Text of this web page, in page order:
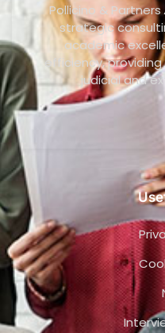
Pollicino & Partners
strategic
academic
efficiency, providing
judicial and